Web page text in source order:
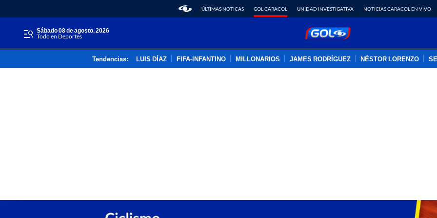
ÚLTIMAS NOTICAS GOL CARACOL UNIDAD INVESTIGATIVA NOTICIAS CARACOL EN VIVO
sábado 08 de agosto, 2026
Todo en Deportes
Tendencias: LUIS DÍAZ FIFA-INFANTINO MILLONARIOS JAMES RODRÍGUEZ NÉSTOR LORENZO